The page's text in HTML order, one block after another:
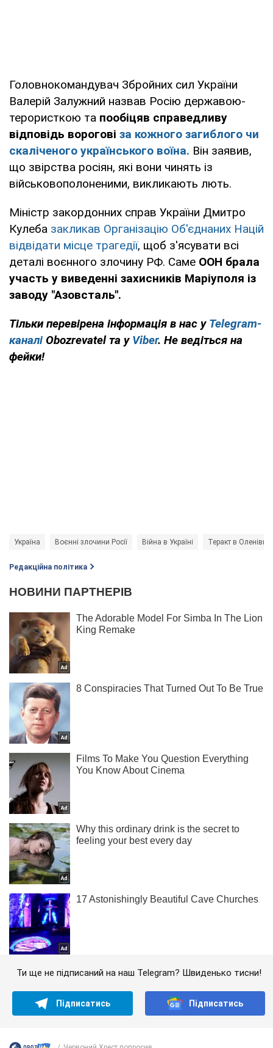
Головнокомандувач Збройних сил України
Валерій Залужний назвав Росію державою-
терористкою та пообіцяв справедливу
відповідь ворогові за кожного загиблого чи
скаліченого українського воїна. Він заявив,
що звірства росіян, які вони чинять із
військовополоненими, викликають лють.
Міністр закордонних справ України Дмитро
Кулеба закликав Організацію Об'єднаних Націй
відвідати місце трагедії, щоб з'ясувати всі
деталі воєнного злочину РФ. Саме ООН брала
участь у виведенні захисників Маріуполя із
заводу "Азовсталь".
Тільки перевірена інформація в нас у Telegram-
каналі Obozrevatel та у Viber. Не ведіться на
фейки!
Україна Воєнні злочини Росії Війна в Україні Теракт в Оленівці
Редакційна політика
Ти ще не підписаний на наш Telegram? Швиденько тисни!
Підписатись Підписатись